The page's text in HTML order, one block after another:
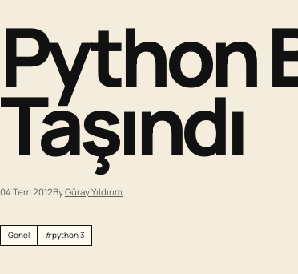
Python
Taşındı
04 Tem 2012ByGüray Yıldırım
Genel #python 3